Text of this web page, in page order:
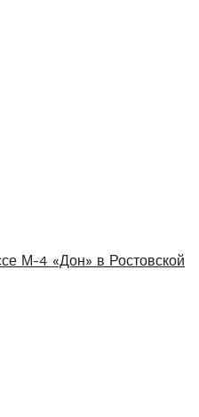
М-4 «Дон» в Ростовской